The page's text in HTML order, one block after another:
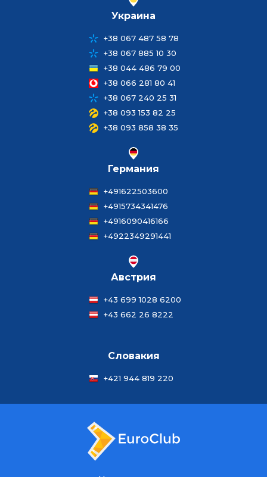
Украина
+38 067 487 58 78
+38 067 885 10 30
+38 044 486 79 00
+38 066 281 80 41
+38 067 240 25 31
+38 093 153 82 25
+38 093 858 38 35
Германия
+491622503600
+4915734341476
+4916090416166
+4922349291441
Австрия
+43 699 1028 6200
+43 662 26 8222
Словакия
+421 944 819 220